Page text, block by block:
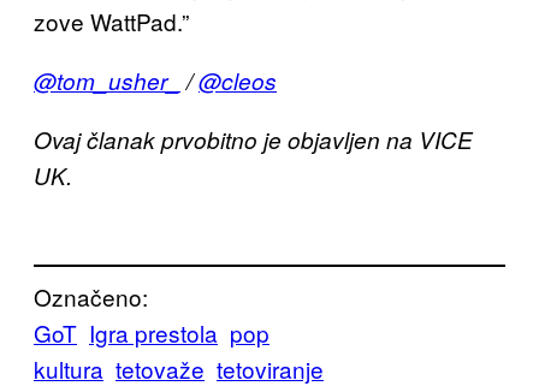
zove WattPad.”
@tom_usher_ /@cleos
Ovaj članak prvobitno je objavljen na VICE
UK.
Označeno:
GoT Igra prestola pop
kultura tetovaže tetoviranje